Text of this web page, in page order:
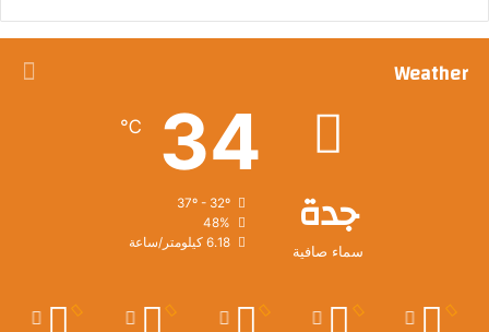
Weather
جدة
سماء صافية
34
℃
48%
6.18 كيلومتر/ساعة